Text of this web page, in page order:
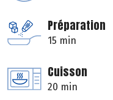
Préparation
15 min
Cuisson
20 min